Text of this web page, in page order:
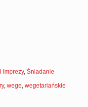
Imprezy,Śniadanie
,wege,wegetariańskie